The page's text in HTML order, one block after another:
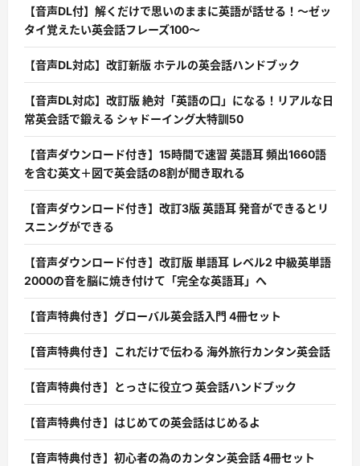
【音声DL付】解くだけで思いのままに英語が話せる！〜ゼッ
タイ覚えたい英会話フレーズ100〜
【音声DL対応】改訂新版 ホテルの英会話ハンドブック
【音声DL対応】改訂版 絶対「英語の口」になる！リアルな日
常英会話で鍛える シャドーイング大特訓50
【音声ダウンロード付き】15時間で速習 英語耳 頻出1660語
を含む英文＋図で英会話の8割が聞き取れる
【音声ダウンロード付き】改訂3版 英語耳 発音ができるとリ
スニングができる
【音声ダウンロード付き】改訂版 単語耳 レベル2 中級英単語
2000の音を脳に焼き付けて「完全な英語耳」へ
【音声特典付き】グローバル英会話入門 4冊セット
【音声特典付き】これだけで伝わる 海外旅行カンタン英会話
【音声特典付き】とっさに役立つ 英会話ハンドブック
【音声特典付き】はじめての英会話はじめるよ
【音声特典付き】初心者の為のカンタン英会話 4冊セット